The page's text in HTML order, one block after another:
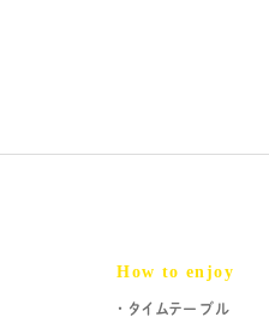
How to enjoy
タイムテーブル